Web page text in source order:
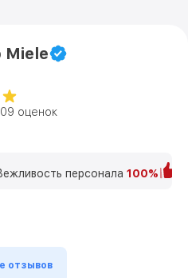
оценок
персонала 100%
отзывов